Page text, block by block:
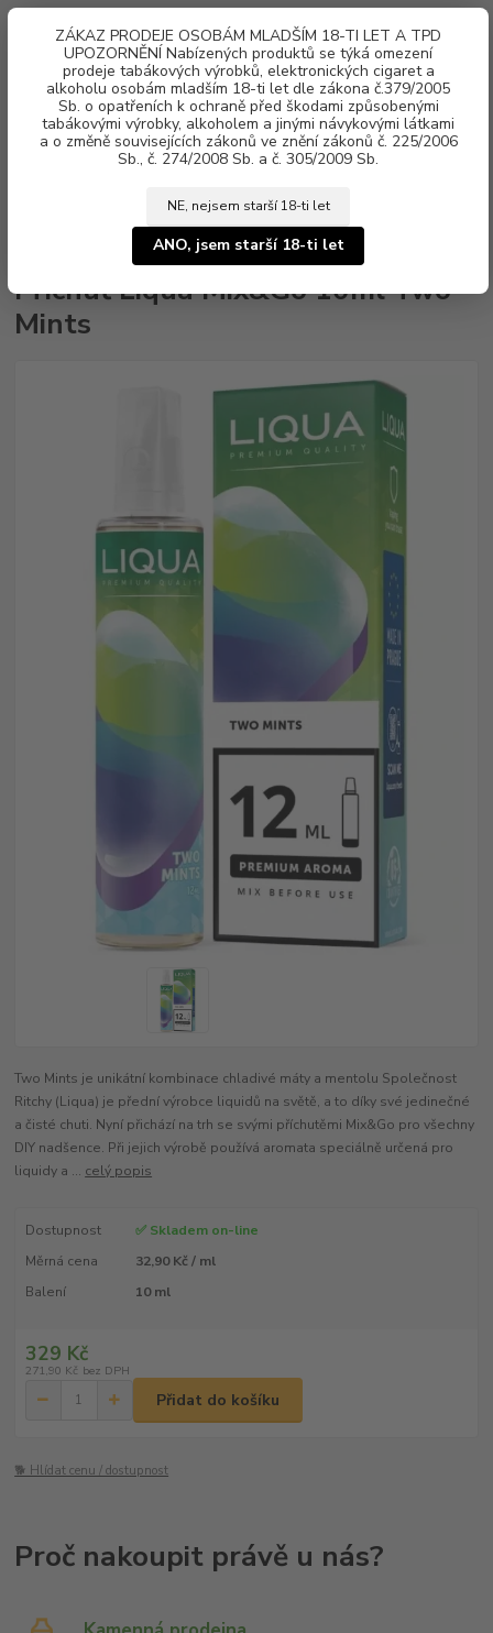
ZÁKAZ PRODEJE OSOBÁM MLADŠÍM 18-TI LET A TPD
UPOZORNĚNÍ Nabízených produktů se týká omezení
prodeje tabákových výrobků, elektronických cigaret a
alkoholu osobám mladším 18-ti let dle zákona č.379/2005
Sb. o opatřeních k ochraně před škodami způsobenými
tabákovými výrobky, alkoholem a jinými návykovými látkami
a o změně souvisejících zákonů ve znění zákonů č. 225/2006
Sb., č. 274/2008 Sb. a č. 305/2009 Sb.
NE, nejsem starší 18-ti let
ANO, jsem starší 18-ti let
Menu
za0 Kč
Mix&Go 10ml Two Mints
Příchuť Liqua Mix&Go 10ml Two
Mints
Two Mints je unikátní kombinace chladivé máty a mentolu Společnost
Ritchy (Liqua) je přední výrobce liquidů na světě, a to díky své jedinečné
a čisté chuti. Nyní přichází na trh se svými příchutěmi Mix&Go pro všechny
DIY nadšence. Při jejich výrobě používá aromata speciálně určená pro
liquidy a ... celý popis
Dostupnost
✅ Skladem on-line
Měrná cena
32,90 Kč / ml
Balení
10 ml
329 Kč
271,90 Kč bez DPH
Přidat do košíku
🐕 Hlídat cenu / dostupnost